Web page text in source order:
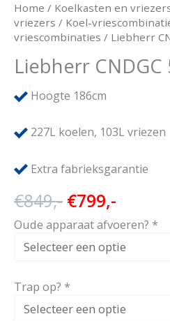
Home / Koelkasten en
vriezers / Koel-
vriescombinaties / Liebherr
Liebherr CNDGC
Hoogte 186cm
227L koelen, 103L vriezen
Extra fabrieksgarantie
€849,-
prijs
was:
€799,-
prijs
is:
Oude apparaat afvoeren? *
Trap op? *